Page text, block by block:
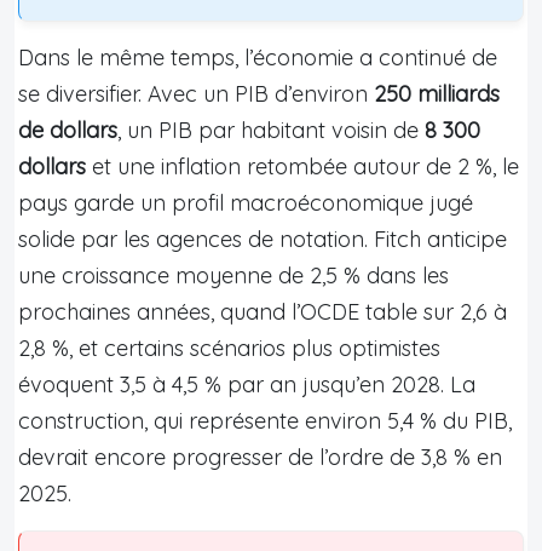
Dans le même temps, l’économie a continué de
se diversifier. Avec un PIB d’environ 250 milliards
de dollars, un PIB par habitant voisin de 8 300
dollars et une inflation retombée autour de 2 %, le
pays garde un profil macroéconomique jugé
solide par les agences de notation. Fitch anticipe
une croissance moyenne de 2,5 % dans les
prochaines années, quand l’OCDE table sur 2,6 à
2,8 %, et certains scénarios plus optimistes
évoquent 3,5 à 4,5 % par an jusqu’en 2028. La
construction, qui représente environ 5,4 % du PIB,
devrait encore progresser de l’ordre de 3,8 % en
2025.